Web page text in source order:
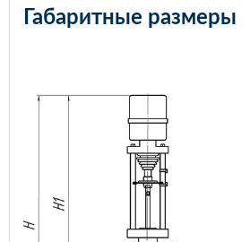
Габаритные размеры